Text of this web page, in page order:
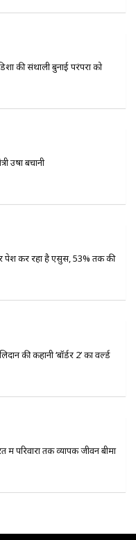
की संथाली बुनाई परंपरा को
उषा बचानी
पेश कर रहा है एसुस, 53% तक की
की कहानी ‘बॉर्डर 2’ का वर्ल्ड
तक व्यापक जीवन बीमा